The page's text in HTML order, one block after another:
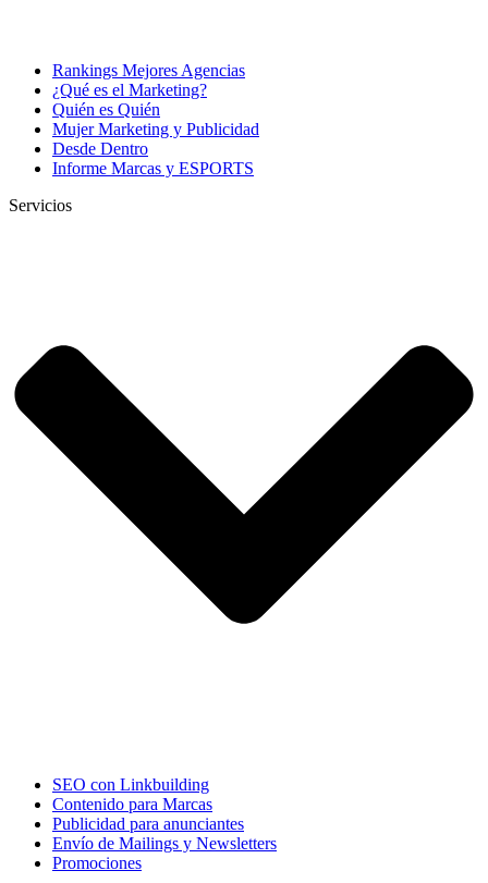
Rankings Mejores Agencias
¿Qué es el Marketing?
Quién es Quién
Mujer Marketing y Publicidad
Desde Dentro
Informe Marcas y ESPORTS
Servicios
SEO con Linkbuilding
Contenido para Marcas
Publicidad para anunciantes
Envío de Mailings y Newsletters
Promociones